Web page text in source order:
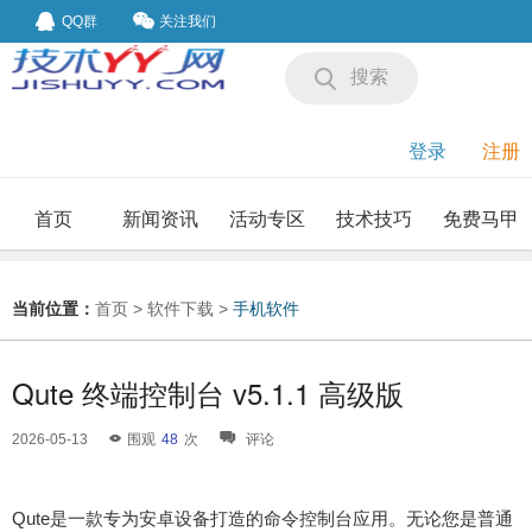
QQ群 关注我们
搜索
登录 注册
首页 新闻资讯 活动专区 技术技巧 免费马甲
当前位置： 首页 > 软件下载 > 手机软件
Qute 终端控制台 v5.1.1 高级版
2026-05-13 围观 48 次 评论
Qute是一款专为安卓设备打造的命令控制台应用。无论您是普通